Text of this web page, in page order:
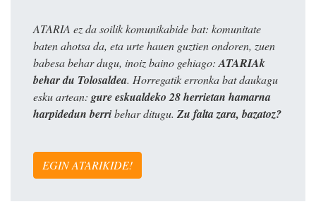
ATARIA ez da soilik komunikabide bat: komunitate
baten ahotsa da, eta urte hauen guztien ondoren, zuen
babesa behar dugu, inoiz baino gehiago: ATARIAk
behar du Tolosaldea. Horregatik erronka bat daukagu
esku artean: gure eskualdeko 28 herrietan hamarna
harpidedun berribehar ditugu. Zu falta zara, bazatoz?
EGIN ATARIKIDE!